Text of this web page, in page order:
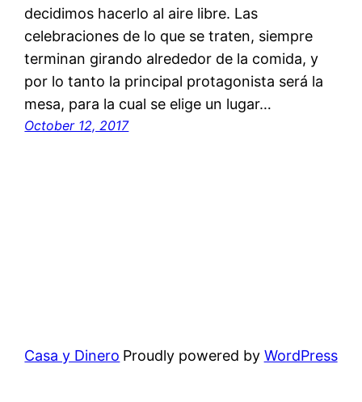
decidimos hacerlo al aire libre. Las
celebraciones de lo que se traten, siempre
terminan girando alrededor de la comida, y
por lo tanto la principal protagonista será la
mesa, para la cual se elige un lugar…
October 12, 2017
Casa y Dinero Proudly powered by WordPress